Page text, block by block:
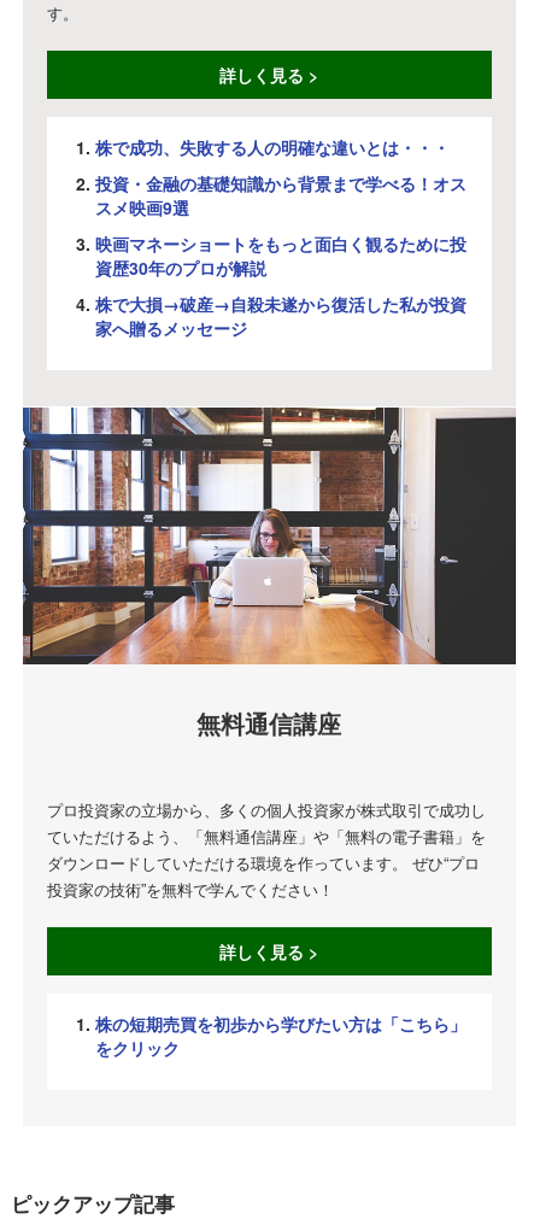
す。
詳しく見る >
株で成功、失敗する人の明確な違いとは・・・
投資・金融の基礎知識から背景まで学べる！オス
スメ映画9選
映画マネーショートをもっと面白く観るために投
資歴30年のプロが解説
株で大損→破産→自殺未遂から復活した私が投資
家へ贈るメッセージ
無料通信講座
プロ投資家の立場から、多くの個人投資家が株式取引で成功し
ていただけるよう、「無料通信講座」や「無料の電子書籍」を
ダウンロードしていただける環境を作っています。 ぜひ“プロ
投資家の技術”を無料で学んでください！
詳しく見る >
株の短期売買を初歩から学びたい方は「こちら」
をクリック
ピックアップ記事